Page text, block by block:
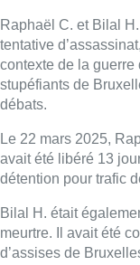
Raphaël C. et Bilal
tentative
contexte de la guerre
stupéfiants de
débats.
Le 22 mars 2025,
avait été libéré 13
détention pour trafic
Bilal H. était
meurtre. Il avait été
d’assises de